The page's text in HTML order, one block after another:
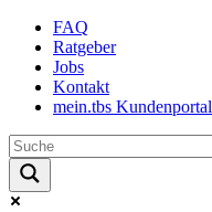
Skip
content
FAQ
Ratgeber
Jobs
Kontakt
mein.tbs Kundenportal